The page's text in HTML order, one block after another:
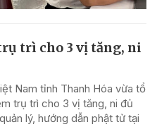
trì cho 3 vị tăng, ni
Nam tỉnh Thanh Hóa vừa tổ
trụ trì cho 3 vị tăng, ni đủ
lý, hướng dẫn phật tử tại